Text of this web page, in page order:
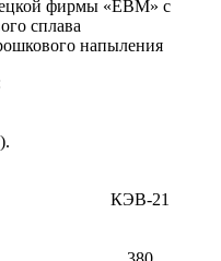
фирмы «ЕВМ» с
сплава
напыления
КЭВ-21